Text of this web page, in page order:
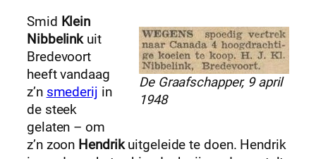
De Graafschapper, 9 april
1948
Smid Klein
Nibbelinkuit
Bredevoort
heeft vandaag
z’n smederij in
de steek
gelaten – om
z’n zoon Hendrikuitgeleide te doen. Hendrik